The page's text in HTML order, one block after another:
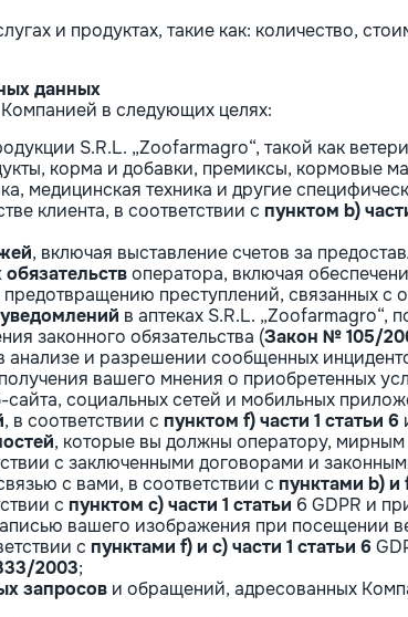
и продуктах, такие как: количество,
данных
в следующих целях:
S.R.L. „Zoofarmagro“, такой как
корма и добавки, премиксы, кормовые
медицинская техника и другие
клиента, в соответствии с пунктом b)
, включая выставление счетов за
оператора, включая
преступлений, связанных с
в аптеках S.R.L. „Zoofarmagro“,
законного обязательства (Закон № 105/
и разрешении сообщенных
вашего мнения о приобретенных
сайта, социальных сетей и мобильных
, в соответствии с пунктом f) части 1 статьи 6
, которые вы должны оператору,
с заключенными договорами и
с вами, в соответствии с пунктами b) и
с пунктом c) части 1 статьи 6 GDPR и
вашего изображения при посещении
с пунктами f) и c) части 1 статьи 6
2003;
запросов и обращений, адресованных